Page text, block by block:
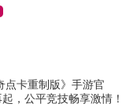
点卡重制版》手游官
，公平竞技畅享激情！